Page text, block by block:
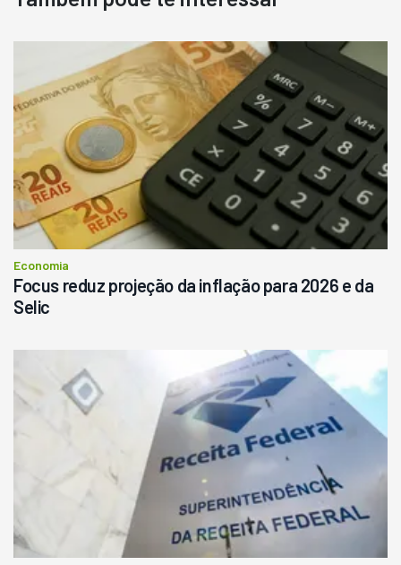
Destaque
Usado
Pá Carregadeira Cat 966
Ano 1987
Londrina
R$ 145.000
Consultar
Economia
Focus reduz projeção da inflação para 2026 e da
Selic